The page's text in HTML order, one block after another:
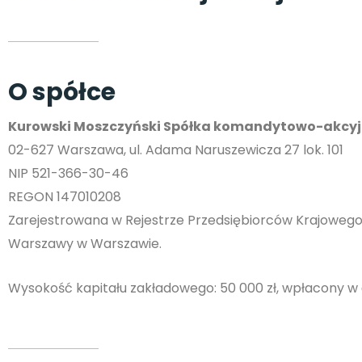
O spółce
Kurowski Moszczyński Spółka komandytowo-
02-627 Warszawa,ul. Adama Naruszewicza 27 lok. 101
NIP 521-366-30-46
REGON 147010208
Zarejestrowana w Rejestrze Przedsiębiorców
Warszawy w Warszawie.
Wysokość kapitału zakładowego: 50 000 zł, wpłacony w